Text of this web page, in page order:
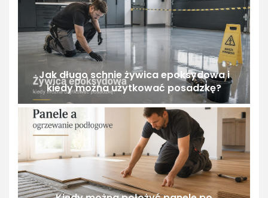
Jak długo schnie żywica epoksydowa i
kiedy można użytkować posadzkę?